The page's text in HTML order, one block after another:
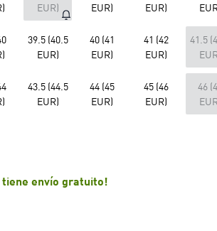
EUR)
EUR)
EUR)
39.5 (40.5
EUR)
40 (41
EUR)
41 (42
EUR)
41.5
43.5 (44.5
EUR)
44 (45
EUR)
45 (46
EUR)
46
envío gratuito!